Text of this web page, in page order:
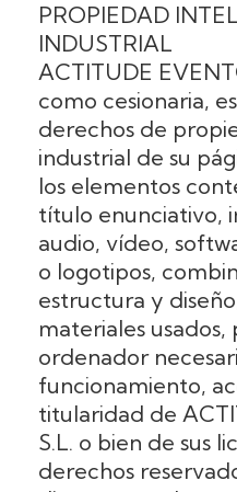
PROPIEDAD
INDUSTRIAL
ACTITUDE
como cesionaria,
derechos de
industrial de su
los elementos
título enunciativo,
audio, vídeo,
o logotipos,
estructura y
materiales
ordenador
funcionamiento,
titularidad de
S.L. o bien de sus
derechos